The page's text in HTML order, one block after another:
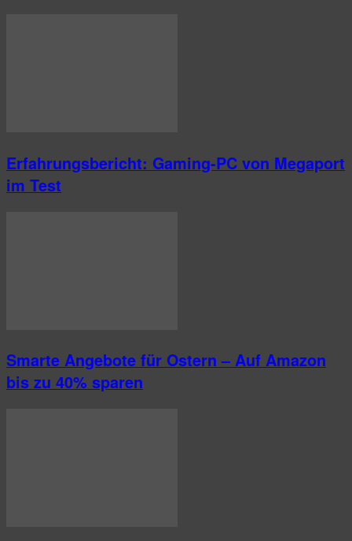
Erfahrungsbericht: Gaming-PC von Megaport
im Test
Smarte Angebote für Ostern – Auf Amazon
bis zu 40% sparen